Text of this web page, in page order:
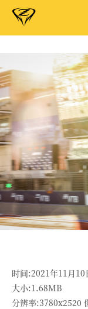
时间:2021年11月10
大小:1.68MB
分辨率:3780x2520